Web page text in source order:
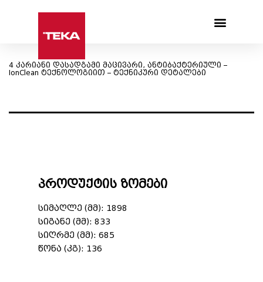
4 კარიანი დასადგამი მაცივარი, ანტიბაქტერიული –
IonClean ტექნოლოგიით – ტექნიკური დეტალები
პროდუქტის ზომები
სიმაღლე (მმ): 1898
სიგანე (მმ): 833
სიღრმე (მმ): 685
წონა (კგ): 136